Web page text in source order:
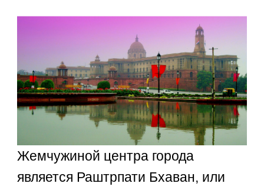
Жемчужиной центра города
является Раштрпати Бхаван, или